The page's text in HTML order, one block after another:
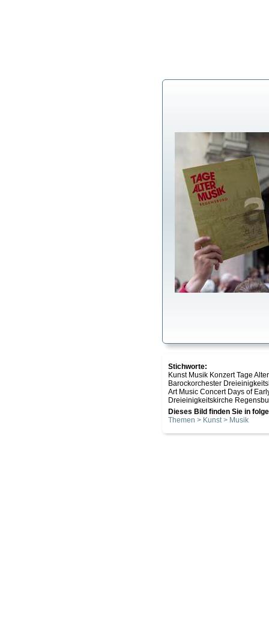
Stichworte:
Kunst Musik Konzert Tage
Barockorchester
Art Music Concert Days of
Dreieinigkeitskirche
Dieses Bild finden Sie in
Themen > Kunst > Musik